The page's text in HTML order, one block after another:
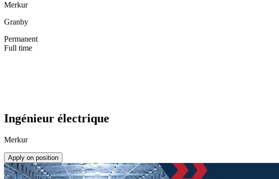
Merkur
Granby
Permanent
Full time
Ingénieur électrique
Merkur
Apply on position